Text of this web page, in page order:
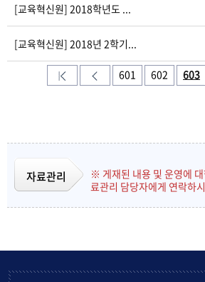
[교육혁신원] 2018학년도 ...
[교육혁신원] 2018년 2학기...
601 602 603
자료관리
※ 게재된 내용 및 운영에
료관리 담당자에게 연락하